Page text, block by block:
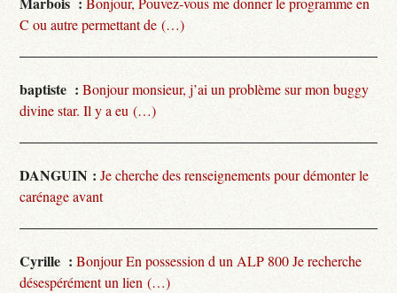
C ou autre permettant de (…)
baptiste : Bonjour monsieur, j’ai un problème sur mon buggy
divine star. Il y a eu (…)
DANGUIN : Je cherche des renseignements pour démonter le
carénage avant
Cyrille : Bonjour En possession d un ALP 800 Je recherche
désespérément un lien (…)